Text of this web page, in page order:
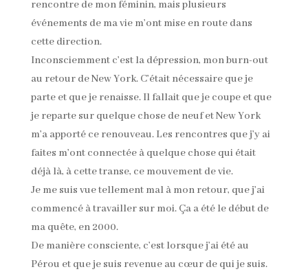
rencontre de mon féminin, mais plusieurs
événements de ma vie m’ont mise en route dans
cette direction.
Inconsciemment c’est la dépression, mon burn-out
au retour de New York. C’était nécessaire que je
parte et que je renaisse. Il fallait que je coupe et que
je reparte sur quelque chose de neuf et New York
m’a apporté ce renouveau. Les rencontres que j’y ai
faites m’ont connectée à quelque chose qui était
déjà là, à cette transe, ce mouvement de vie.
Je me suis vue tellement mal à mon retour, que j’ai
commencé à travailler sur moi. Ça a été le début de
ma quête, en 2000.
De manière consciente, c’est lorsque j’ai été au
Pérou et que je suis revenue au cœur de qui je suis.